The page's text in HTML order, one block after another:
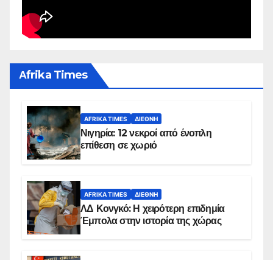
Αfrika Times
AFRIKA TIMES ΔΙΕΘΝΉ
Νιγηρία: 12 νεκροί από ένοπλη
επίθεση σε χωριό
AFRIKA TIMES ΔΙΕΘΝΉ
ΛΔ Κονγκό: Η χειρότερη επιδημία
Έμπολα στην ιστορία της χώρας